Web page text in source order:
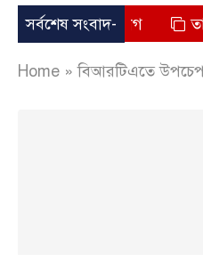
সর্বশেষ সংবাদ-
অভিযোগ তালায়
Home »বিআরটিএতে